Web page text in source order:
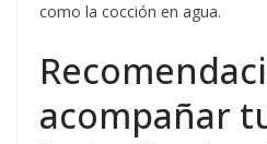
como la cocción en agua.
acompañar